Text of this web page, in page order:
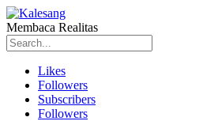
Membaca Realitas
Likes
Followers
Subscribers
Followers